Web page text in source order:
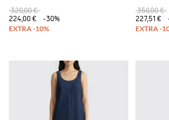
320,00 €
224,00 €
-30%
350,00 €
227,51 €